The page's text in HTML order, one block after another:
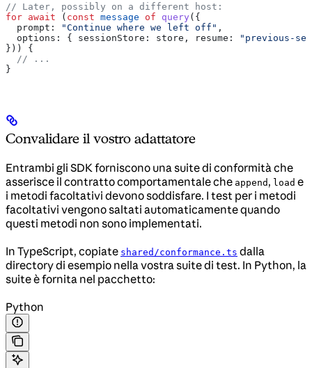
// Later, possibly on a different host:
for await ( const message of query ({
  prompt:
"Continue where we left off" ,
  options:
{ sessionStore: store , resume:
"previous-
})) {
  // ...
}
Convalidare il vostro adattatore
Entrambi gli SDK forniscono una suite di conformità che
asserisce il contratto comportamentale che append , load e
i metodi facoltativi devono soddisfare. I test per i metodi
facoltativi vengono saltati automaticamente quando
questi metodi non sono implementati.
In TypeScript, copiate shared/conformance.ts dalla
directory di esempio nella vostra suite di test. In Python, la
suite è fornita nel pacchetto:
Python